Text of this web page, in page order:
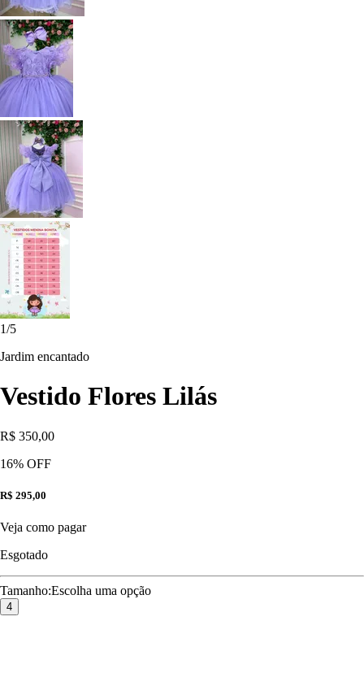
1/5
Jardim encantado
Vestido Flores Lilás
R$ 350,00
16% OFF
R$ 295,00
Veja como pagar
Esgotado
Tamanho:Escolha uma opção
4